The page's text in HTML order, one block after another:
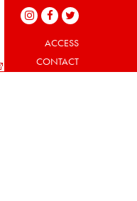
ACCESS
CONTACT